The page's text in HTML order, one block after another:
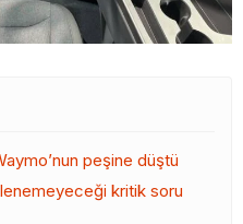
peşine düştü
kritik soru